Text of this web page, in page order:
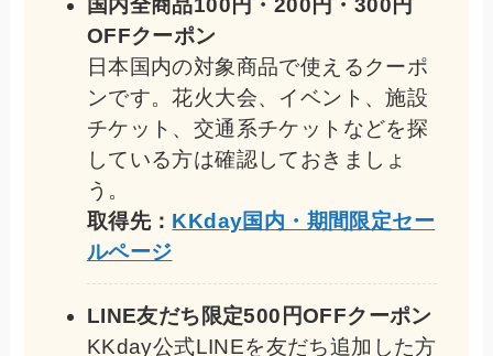
国内全商品100円・200円・300円
OFFクーポン
日本国内の対象商品で使えるクーポ
ンです。花火大会、イベント、施設
チケット、交通系チケットなどを探
している方は確認しておきましょ
う。
取得先： KKday国内・期間限定セー
ルページ
LINE友だち限定500円OFFクーポン
KKday公式LINEを友だち追加した方